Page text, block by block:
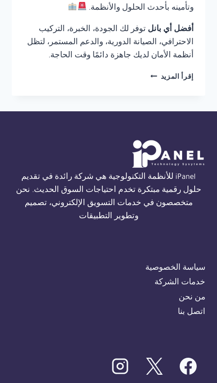
وتأمينه بأحدث الحلول والأنظمة.
أفضل أي بانل توفر لك الجودة، الخبرة، التركيب
الاحترافي، الصيانة الدورية، والدعم المستمر، لتظل
أنظمة الأمان لديك جاهزة دائمًا وقت الحاجة.
إقرأ المزيد شركة
01554305486
iPanel للأنظمة التكنولوجية هي شركة رائدة في تقديم
حلول رقمية مبتكرة تخدم احتياجات السوق الحديث. نحن
متخصصون في خدمات التسويق الإلكتروني، تصميم
وتطوير التطبيقات
سياسة الخصوصية
خدمات الشركة
من نحن
اتصل بنا